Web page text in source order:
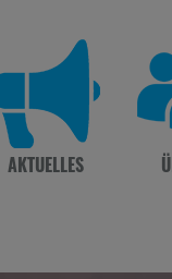
AKTUELLES